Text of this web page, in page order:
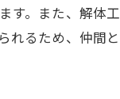
す。また、解
るため、仲